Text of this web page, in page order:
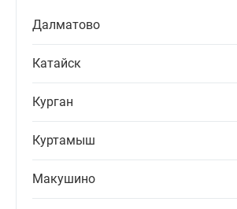
Далматово
Катайск
Курган
Куртамыш
Макушино